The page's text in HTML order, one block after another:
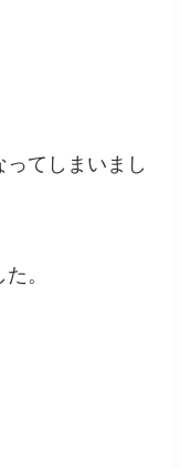
てしまいまし
。